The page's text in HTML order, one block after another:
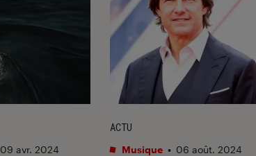
09 avr. 2024
ACTU
Musique • 06 août. 2024